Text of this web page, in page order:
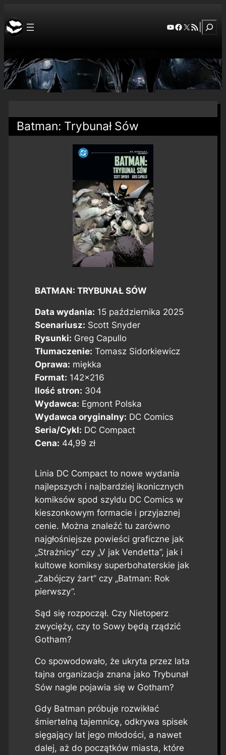
YouTube
Facebook
X RSS Feed
Batman: Trybunał Sów
BATMAN: TRYBUNAŁ SÓW
Data wydania: 15 października 2025
Scenariusz: Scott Snyder
Rysunki: Greg Capullo
Tłumaczenie: Tomasz Sidorkiewicz
Oprawa: miękka
Format: 142×216
Ilość stron: 304
Wydawca: Egmont Polska
Wydawca oryginalny: DC Comics
Seria/Cykl: DC Compact
Cena: 44,99 zł
Linia DC Compact to nowe wydania
najlepszych i najbardziej ikonicznych
komiksów spod szyldu DC Comics w
kieszonkowym formacie i przyjaznej
cenie. Można znaleźć tu zarówno
najgłośniejsze powieści graficzne jak
„Strażnicy” czy „V jak Vendetta”, jak i
kultowe komiksy superbohaterskie jak
„Zabójczy żart” czy „Batman: Rok
pierwszy”.
Sąd się rozpoczął. Czy Nietoperz
zwycięży, czy to Sowy będą rządzić
Gotham?
Co spowodowało, że ukryta przez lata
tajna organizacja znana jako Trybunał
Sów nagle pojawia się w Gotham?
Gdy Batman próbuje rozwikłać
śmiertelną tajemnicę, odkrywa spisek
sięgający lat jego młodości, a nawet
dalej, aż do początków miasta, które